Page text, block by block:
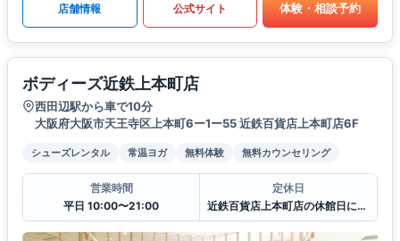
店舗情報 公式サイト 体験・相談予約
ボディーズ近鉄上本町店
西田辺駅から車で10分
大阪府大阪市天王寺区上本町6ー1ー55 近鉄百貨店上本町店6F
シューズレンタル 常温ヨガ 無料体験 無料カウンセリング
営業時間
平日 10:00〜21:00
定休日
近鉄百貨店上本町店の休館日に準ずる